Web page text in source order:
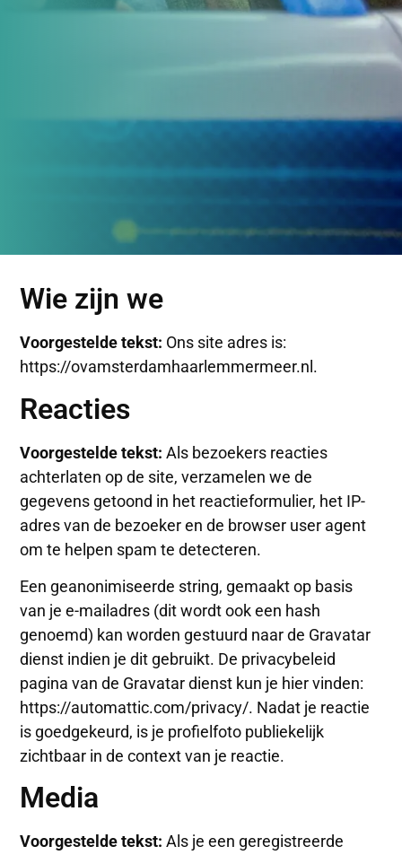
Wie zijn we
Voorgestelde tekst: Ons site adres is:
https://ovamsterdamhaarlemmermeer.nl.
Reacties
Voorgestelde tekst:Als bezoekers reacties
achterlaten op de site, verzamelen we de
gegevens getoond in het reactieformulier, het IP-
adres van de bezoeker en de browser user agent
om te helpen spam te detecteren.
Een geanonimiseerde string, gemaakt op basis
van je e-mailadres (dit wordt ook een hash
genoemd) kan worden gestuurd naar de Gravatar
dienst indien je dit gebruikt. De privacybeleid
pagina van de Gravatar dienst kun je hier vinden:
https://automattic.com/privacy/. Nadat je reactie
is goedgekeurd, is je profielfoto publiekelijk
zichtbaar in de context van je reactie.
Media
Voorgestelde tekst:Als je een geregistreerde